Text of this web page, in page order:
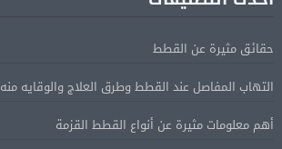
حقائق مثيرة عن القطط
التهاب المفاصل عند القطط وطرق العلاج والوقايه منه
أهم معلومات مثيرة عن أنواع القطط القزمة